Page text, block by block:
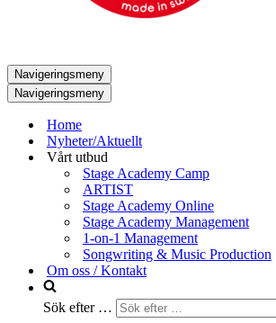
Navigeringsmeny
Navigeringsmeny
Home
Nyheter/Aktuellt
Vårt utbud
Stage Academy Camp
ARTIST
Stage Academy Online
Stage Academy Management
1-on-1 Management
Songwriting & Music Production
Om oss / Kontakt
Sök efter …